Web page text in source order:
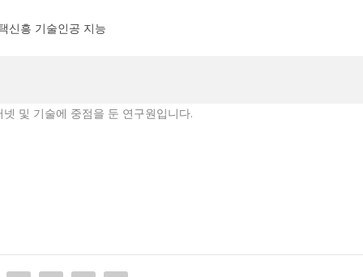
신흥 기술인공 지능
및 기술에 중점을 둔 연구원입니다.